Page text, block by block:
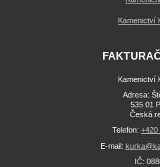
Kamenictví
Kamenictví
Adresa:
535 01
Česká
Telefon: +420
E-mail:
IČ: